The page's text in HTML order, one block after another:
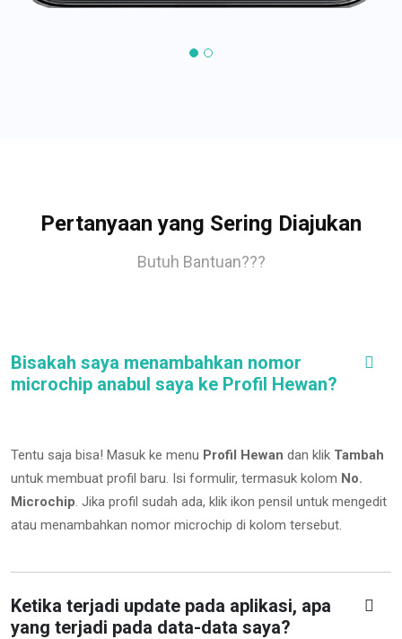
Pertanyaan yang Sering Diajukan
Butuh Bantuan???
Bisakah saya menambahkan nomor
microchip anabul saya ke Profil Hewan?
Tentu saja bisa! Masuk ke menu Profil Hewan dan klik Tambah
untuk membuat profil baru. Isi formulir, termasuk kolom No.
Microchip. Jika profil sudah ada, klik ikon pensil untuk mengedit
atau menambahkan nomor microchip di kolom tersebut.
Ketika terjadi update pada aplikasi, apa
yang terjadi pada data-data saya?